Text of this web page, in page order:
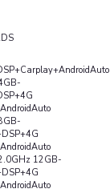
12GB-